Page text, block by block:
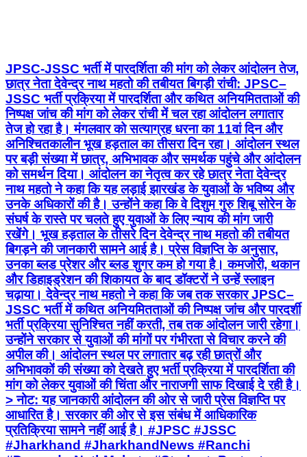
JPSC-JSSC भर्ती में पारदर्शिता की मांग को लेकर आंदोलन तेज,
छात्र नेता देवेन्द्र नाथ महतो की तबीयत बिगड़ी रांची: JPSC–
JSSC भर्ती प्रक्रिया में पारदर्शिता और कथित अनियमितताओं की
निष्पक्ष जांच की मांग को लेकर रांची में चल रहा आंदोलन लगातार
तेज हो रहा है। मंगलवार को सत्याग्रह धरना का 11वां दिन और
अनिश्चितकालीन भूख हड़ताल का तीसरा दिन रहा। आंदोलन स्थल
पर बड़ी संख्या में छात्र, अभिभावक और समर्थक पहुंचे और आंदोलन
को समर्थन दिया। आंदोलन का नेतृत्व कर रहे छात्र नेता देवेन्द्र
नाथ महतो ने कहा कि यह लड़ाई झारखंड के युवाओं के भविष्य और
उनके अधिकारों की है। उन्होंने कहा कि वे दिशुम गुरु शिबू सोरेन के
संघर्ष के रास्ते पर चलते हुए युवाओं के लिए न्याय की मांग जारी
रखेंगे। भूख हड़ताल के तीसरे दिन देवेन्द्र नाथ महतो की तबीयत
बिगड़ने की जानकारी सामने आई है। प्रेस विज्ञप्ति के अनुसार,
उनका ब्लड प्रेशर और ब्लड शुगर कम हो गया है। कमजोरी, थकान
और डिहाइड्रेशन की शिकायत के बाद डॉक्टरों ने उन्हें स्लाइन
चढ़ाया। देवेन्द्र नाथ महतो ने कहा कि जब तक सरकार JPSC–
JSSC भर्ती में कथित अनियमितताओं की निष्पक्ष जांच और पारदर्शी
भर्ती प्रक्रिया सुनिश्चित नहीं करती, तब तक आंदोलन जारी रहेगा।
उन्होंने सरकार से युवाओं की मांगों पर गंभीरता से विचार करने की
अपील की। आंदोलन स्थल पर लगातार बढ़ रही छात्रों और
अभिभावकों की संख्या को देखते हुए भर्ती प्रक्रिया में पारदर्शिता की
मांग को लेकर युवाओं की चिंता और नाराजगी साफ दिखाई दे रही है।
> नोट: यह जानकारी आंदोलन की ओर से जारी प्रेस विज्ञप्ति पर
आधारित है। सरकार की ओर से इस संबंध में आधिकारिक
प्रतिक्रिया सामने नहीं आई है। #JPSC #JSSC
#Jharkhand #JharkhandNews #Ranchi